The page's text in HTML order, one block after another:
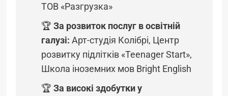
ТОВ «Разгрузка»
🏆 За розвиток послуг в освітній
галузі: Арт-студія Колібрі, Центр
розвитку підлітків «Teenager Start»,
Школа іноземних мов Bright English
🏆 За високі здобутки у